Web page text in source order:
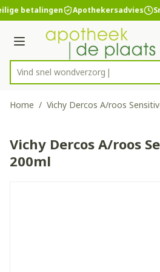
Ga naar de inhoud
1 van 1
betalingen Apothekersadvies
Menu
Product, merk, categorie...
Vind snel won
Home / Vichy Dercos A/roos
Vichy Dercos A/roos
200ml